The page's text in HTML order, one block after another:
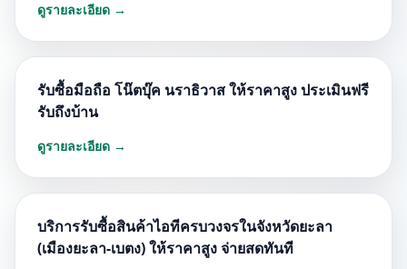
ดูรายละเอียด →
รับซื้อมือถือ โน๊ตบุ๊ค นราธิวาส ให้ราคาสูง ประเมินฟรี
รับถึงบ้าน
ดูรายละเอียด →
บริการรับซื้อสินค้าไอทีครบวงจรในจังหวัดยะลา
(เมืองยะลา-เบตง) ให้ราคาสูง จ่ายสดทันที